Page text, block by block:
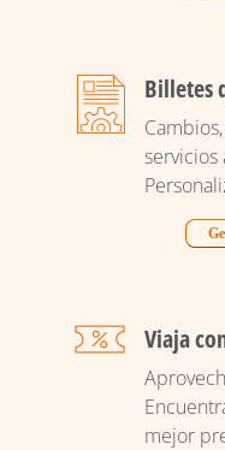
Billetes
servicios
Viaja
mejor